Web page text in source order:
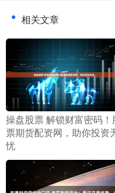
相关文章
操盘股票 解锁财富密码！
票期货配资网，助你投资
忧